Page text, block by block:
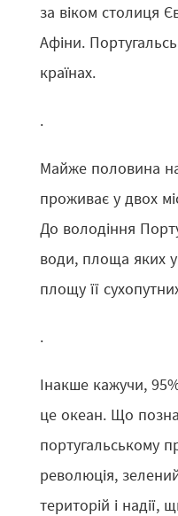
за віком столиця
Афіни.
країнах.
.
Майже половина
проживає у двох
До володіння
води, площа яких у
площу її
.
Інакше кажучи,
це океан. Що
португальському
революція,
територій і надії,